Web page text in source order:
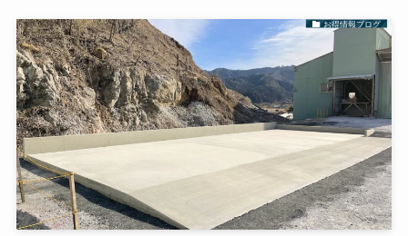
お得情報ブログ